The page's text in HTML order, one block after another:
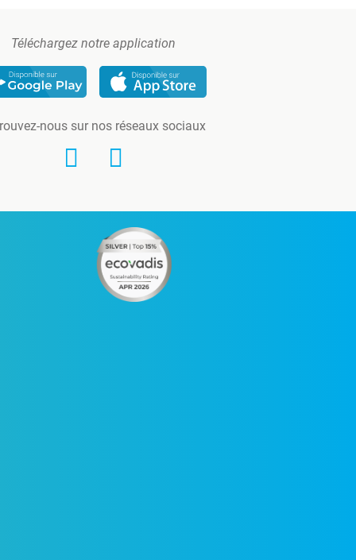
Téléchargez notre application
nous sur nos réseaux sociaux